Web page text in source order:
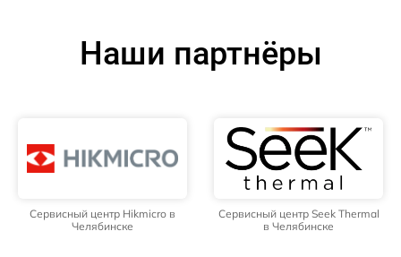
Наши партнёры
Сервисный центр Hikmicro в
Челябинске
Сервисный центр Seek Thermal
в Челябинске